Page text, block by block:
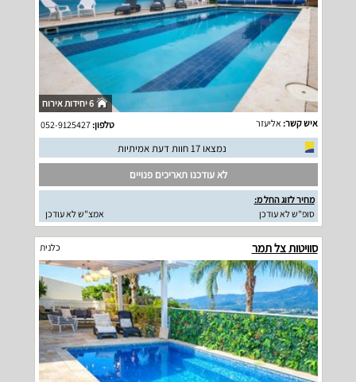
6 יחידות אירוח
איש קשר: אליעזר טלפון:052-9125427
נמצאו 17 חוות דעת אמיתיות
לא עודכנו תאריכים פנויים
מחיר לזוג החל מ:
סופ"ש לא עודכן
אמצ"ש לא עודכן
סוויטות צל תמר כלנית